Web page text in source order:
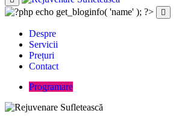
Despre
Servicii
Prețuri
Contact
Programare